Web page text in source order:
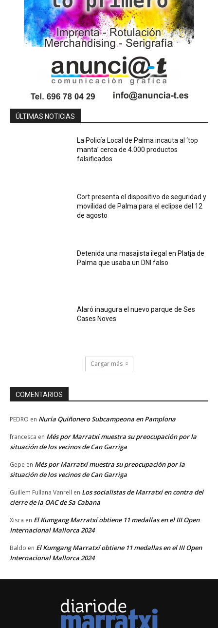
ÚLTIMAS NOTICIAS
La Policía Local de Palma incauta al ‘top
manta’ cerca de 4.000 productos
falsificados
Cort presenta el dispositivo de seguridad y
movilidad de Palma para el eclipse del 12
de agosto
Detenida una masajista ilegal en Platja de
Palma que usaba un DNI falso
Alaró inaugura el nuevo parque de Ses
Cases Noves
Cargar más
COMENTARIOS
PEDRO en Nuria Quiñonero Subcampeona en Pamplona
francesca en Més por Marratxí muestra su preocupación por la
situación de los vecinos de Can Garriga
Gepe en Més por Marratxí muestra su preocupación por la
situación de los vecinos de Can Garriga
Guillem Fullana Vanrell en Los socialistas de Marratxí en contra del
cierre de la OAC de Sa Cabana
Xisca en El Kumgang Marratxí obtiene 11 medallas en el III Open
Internacional Mallorca 2024
Baldo en El Kumgang Marratxí obtiene 11 medallas en el III Open
Internacional Mallorca 2024